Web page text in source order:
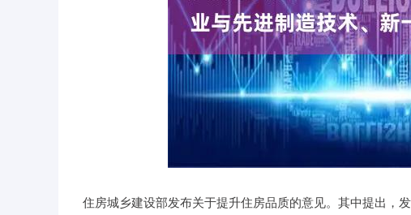
住房城乡建设部发布关于提升住房品质的意见。其中提出，